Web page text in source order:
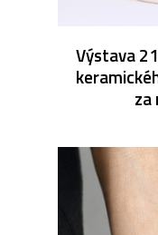
Výstava
za